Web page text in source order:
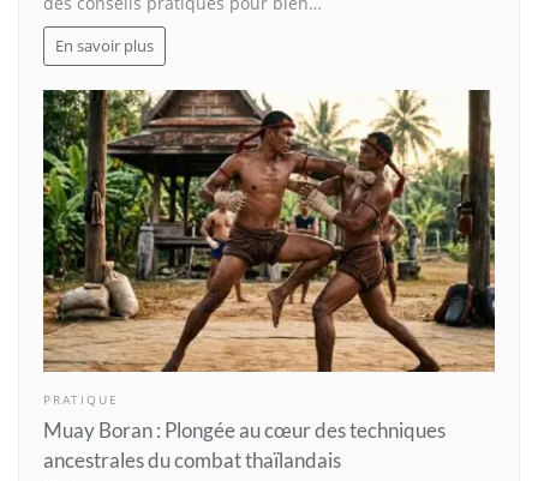
En savoir plus
PRATIQUE
Muay Boran : Plongée au cœur des techniques
ancestrales du combat thaïlandais